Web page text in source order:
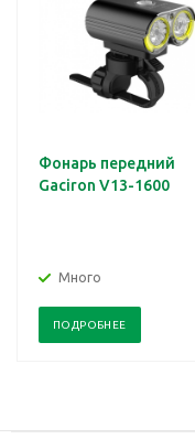
Фонарь передний
Gaciron V13-1600
Много
ПОДРОБНЕЕ